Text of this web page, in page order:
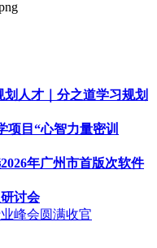
人才｜分之道学习规划
项目“心智力量密训
年广州市首版次软件
讨会
峰会圆满收官